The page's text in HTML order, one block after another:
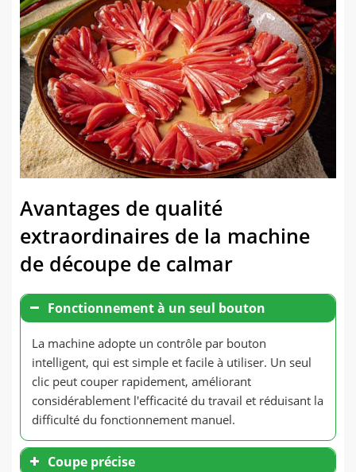
Avantages de qualité
extraordinaires de la machine
de découpe de calmar
Fonctionnement à un seul bouton
La machine adopte un contrôle par bouton
intelligent, qui est simple et facile à utiliser. Un seul
clic peut couper rapidement, améliorant
considérablement l'efficacité du travail et réduisant la
difficulté du fonctionnement manuel.
Coupe précise